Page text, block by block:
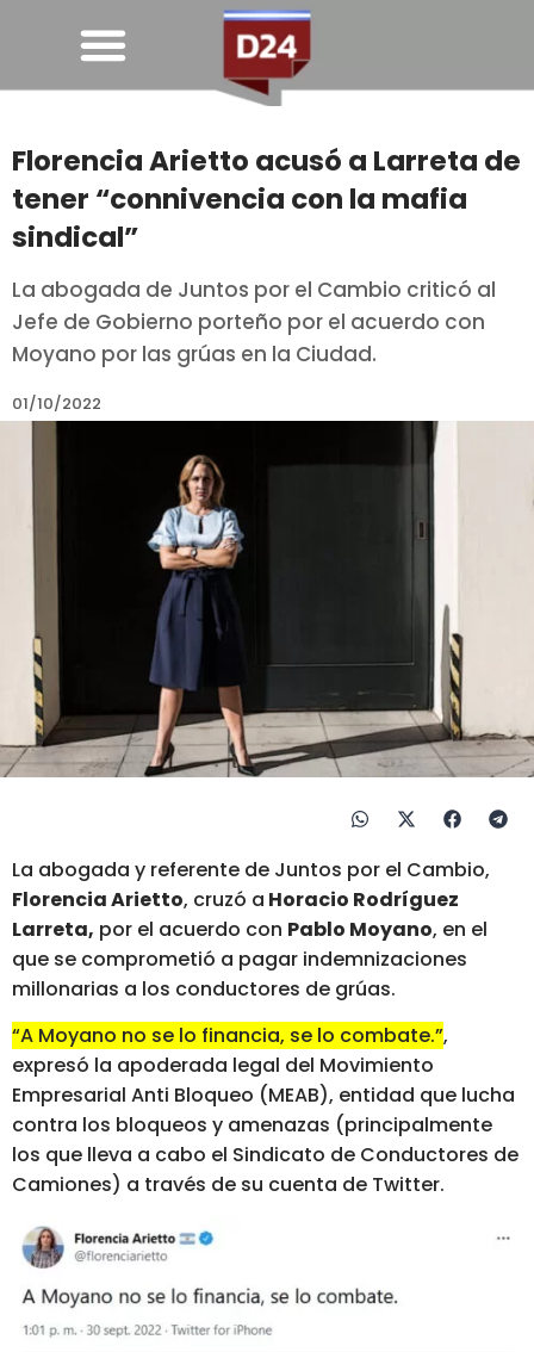
Florencia Arietto acusó a Larreta de
tener “connivencia con la mafia
sindical”
La abogada de Juntos por el Cambio criticó al
Jefe de Gobierno porteño por el acuerdo con
Moyano por las grúas en la Ciudad.
01/10/2022
La abogada y referente de Juntos por el Cambio,
Florencia Arietto, cruzó a Horacio Rodríguez
Larreta, por el acuerdo con Pablo Moyano, en el
que se comprometió a pagar indemnizaciones
millonarias a los conductores de grúas.
“A Moyano no se lo financia, se lo combate.”,
expresó la apoderada legal del Movimiento
Empresarial Anti Bloqueo (MEAB), entidad que lucha
contra los bloqueos y amenazas (principalmente
los que lleva a cabo el Sindicato de Conductores de
Camiones) a través de su cuenta de Twitter.